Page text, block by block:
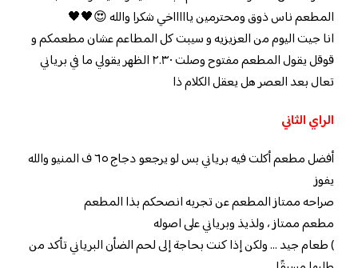
المطعم ناس ذوق ومحترمين ياااااخي شكرا والله 😍🖤🖤
انا جيت اليوم من العزيزيه و سيبت كل المطاعم عشان مطعمكم و
قوقل يقول المطعم مفتوح وصلت ٢.٣٠ الظهر يقولي ما في برياني
تعال بعد العصر هل يعقل الكلام ذا
الراي الثاني
أفضل مطعم أكلت فيه برياني بس لو يرجعو دجاج ٦٥ ف المنيو والله
يفوز
صراحه ممتاز المطعم عن تجربه انصحكم بذا المطعم
مطعم ممتاز ، ولذيذ وبرياني على اصوله
) طعام جيد … ولكن إذا كنت بحاجة إلى لحم الضأن البرياني تأكد من